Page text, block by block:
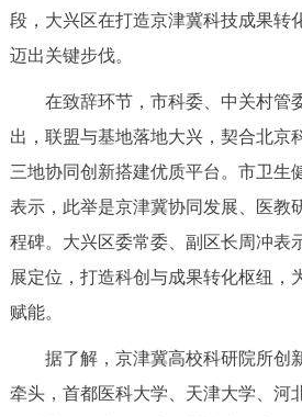
参与调查 在线访谈
北京概况 十六区概览
绿色北京 图说北京
ENGLISH 한국어
段，大兴区在打造京津冀科技成果转
迈出关键步伐。
在致辞环节，市科委、中关村管
出，联盟与基地落地大兴，契合北京
三地协同创新搭建优质平台。市卫生
表示，此举是京津冀协同发展、医教
程碑。大兴区委常委、副区长周冲表
展定位，打造科创与成果转化枢纽，
赋能。
据了解，京津冀高校科研院所创
牵头，首都医科大学、天津大学、河